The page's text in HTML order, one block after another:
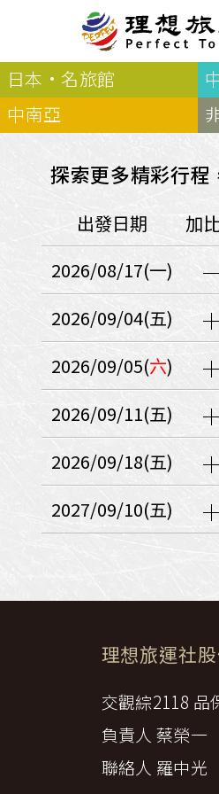
北歐
羅浮敦
芬蘭
瑞典
法羅群島
格
東歐
１６湖國家公園
巴爾幹半島
波蘭‧波羅的海
保加利亞‧羅
捷克
波蘭
斯洛維尼亞
波士尼亞赫塞
俄羅斯聯邦
西南歐
賽普勒斯‧馬
瑞士觀景火車
義大利
西西
葡萄牙
荷蘭
法國
愛爾蘭
服務
會員專區
優惠券回
量身訂做
訂單查詢
聯絡我們
觀光局
日本·名旅館
中南亞
探索更多精彩行程
出發日期 加
2026/08/17(一)
2026/09/04(五)
2026/09/05(六)
2026/09/11(五)
2026/09/18(五)
2027/09/10(五)
理想旅運社
交觀綜2118 品
負責人 蔡榮一
聯絡人 羅中光